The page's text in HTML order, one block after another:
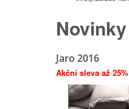
Novinky
Jaro 2016
Akční sleva až 25%